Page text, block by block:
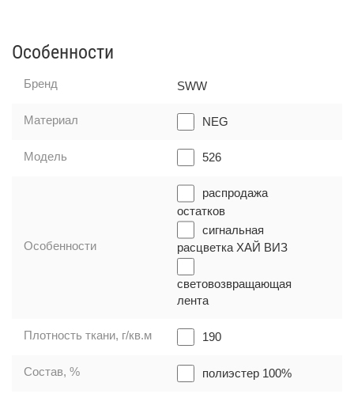
Особенности
Бренд SWW
Материал NEG
Модель 526
Особенности
распродажа
остатков
сигнальная
расцветка ХАЙ ВИЗ
световозвращающая
лента
Плотность ткани, г/кв.м 190
Состав, % полиэстер 100%